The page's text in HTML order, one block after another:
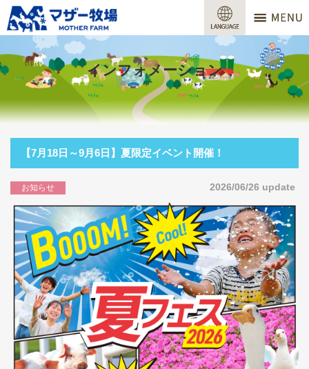
営業時間
料金
交通アクセス
サービスガイド
牧場で何ができる？
場内マップ
おすすめコース
団体プラン
採用情報
閉じる
インフォメーション
【7月18日～9月6日】夏限定イベント開催！
お知らせ 2026/06/26 update